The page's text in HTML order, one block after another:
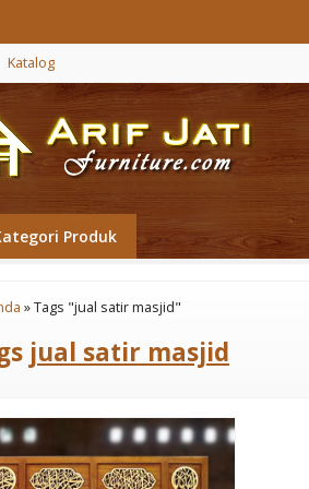
Katalog
Produk
»Tags "jual satir masjid"
jual satir masjid